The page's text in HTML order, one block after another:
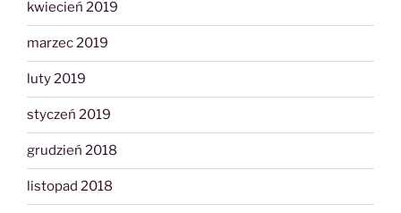
kwiecień 2019
marzec 2019
luty 2019
styczeń 2019
grudzień 2018
listopad 2018